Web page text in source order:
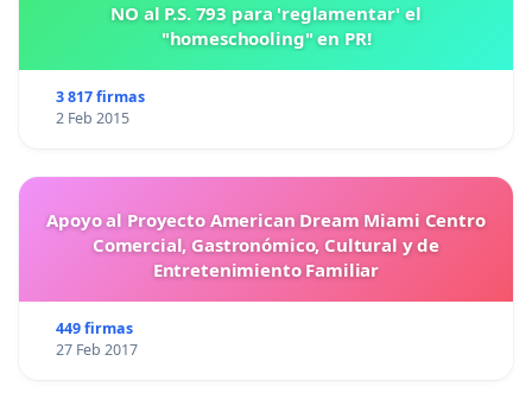
NO al P.S. 793 para 'reglamentar' el
"homeschooling" en PR!
3 817 firmas
2 Feb 2015
Apoyo al Proyecto American Dream Miami Centro
Comercial, Gastronómico, Cultural y de
Entretenimiento Familiar
449 firmas
27 Feb 2017